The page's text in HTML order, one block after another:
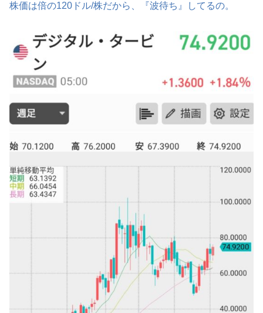
株価は倍の120ドル/株だから、『波待ち』してるの。